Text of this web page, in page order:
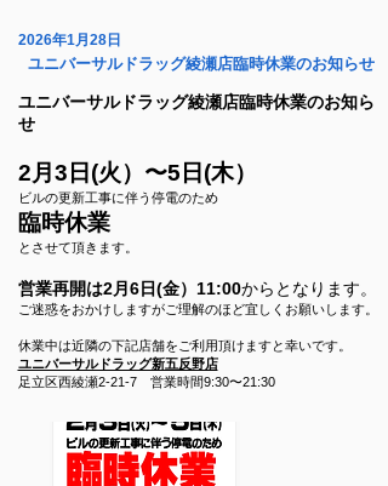
2026年1月28日
ユニバーサルドラッグ綾瀬店臨時休業のお知らせ
ユニバーサルドラッグ綾瀬店臨時休業のお知ら
せ
2月3日(火）〜5日(木）
ビルの更新工事に伴う停電のため
臨時休業
とさせて頂きます。
営業再開は2月6日(金）11:00からとなります。
ご迷惑をおかけしますがご理解のほど宜しくお願いします。
休業中は近隣の下記店舗をご利用頂けますと幸いです。
ユニバーサルドラッグ新五反野店
足立区西綾瀬2-21-7 営業時間9:30〜21:30